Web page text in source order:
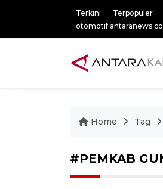
Terkini Terpopuler
Home Tag
#PEMKAB